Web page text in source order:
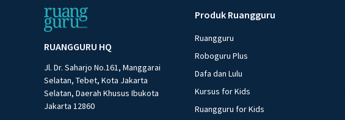
RUANGGURU HQ
Jl. Dr. Saharjo No.161, Manggarai
Selatan, Tebet, Kota Jakarta
Selatan, Daerah Khusus Ibukota
Jakarta 12860
Produk Ruangguru
Ruangguru
Roboguru Plus
Dafa dan Lulu
Kursus for Kids
Ruangguru for Kids